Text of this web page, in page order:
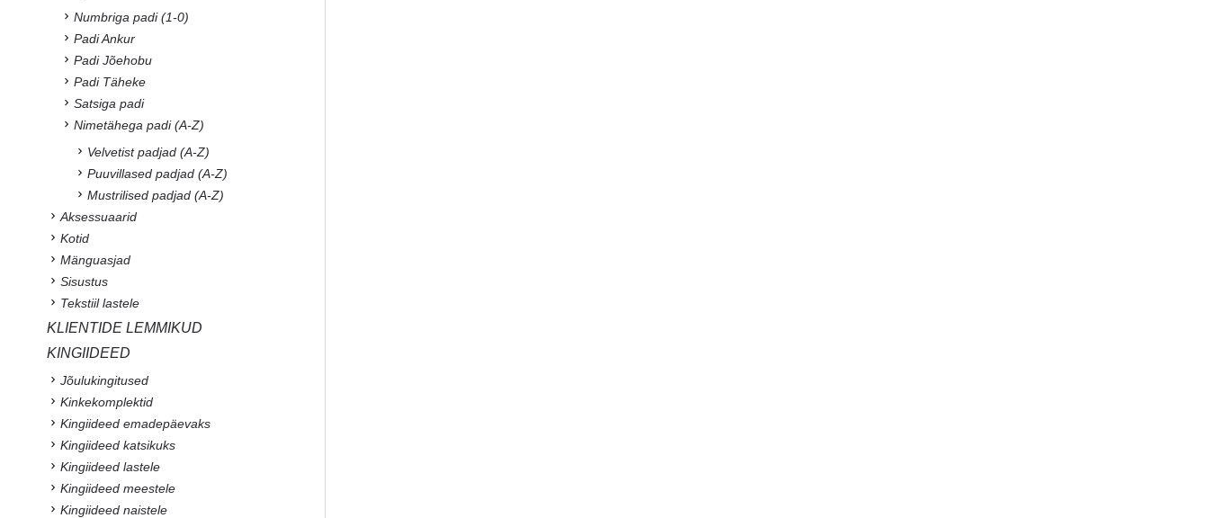
Numbriga padi (1-0)
Padi Ankur
Padi Jõehobu
Padi Täheke
Satsiga padi
Nimetähega padi (A-Z)
Velvetist padjad (A-Z)
Puuvillased padjad (A-Z)
Mustrilised padjad (A-Z)
Aksessuaarid
Kotid
Mänguasjad
Sisustus
Tekstiil lastele
KLIENTIDE LEMMIKUD
KINGIIDEED
Jõulukingitused
Kinkekomplektid
Kingiideed emadepäevaks
Kingiideed katsikuks
Kingiideed lastele
Kingiideed meestele
Kingiideed naistele